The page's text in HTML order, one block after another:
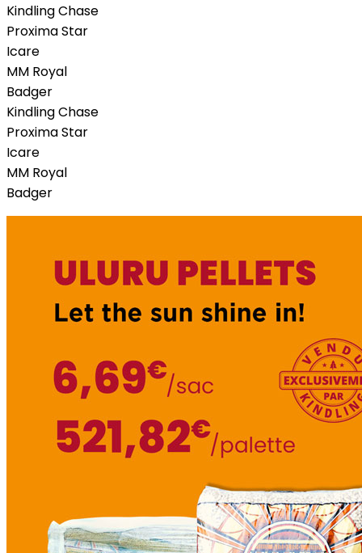
Kindling Chase
Proxima Star
Icare
MM Royal
Badger
Kindling Chase
Proxima Star
Icare
MM Royal
Badger